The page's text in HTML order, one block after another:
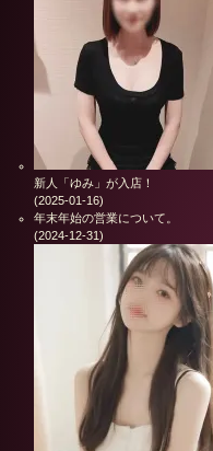
新人「ゆみ」が入店！
(2025-01-16)
年末年始の営業について。
(2024-12-31)